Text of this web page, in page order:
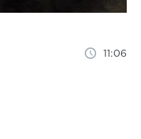
11:06